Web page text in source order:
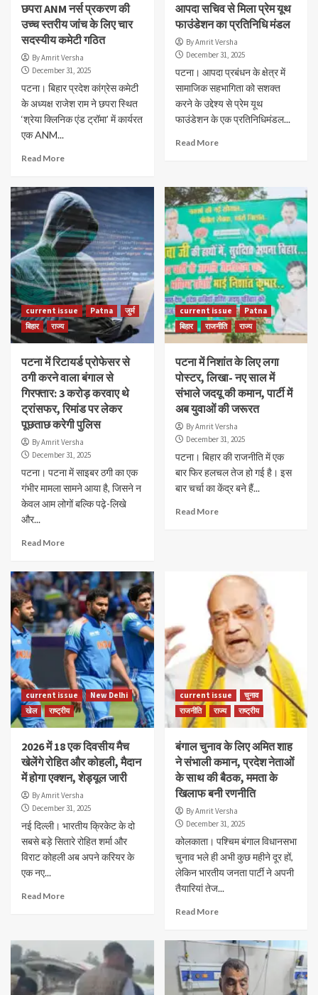
छपरा ANM नर्स प्रकरण की
उच्च स्तरीय जांच के लिए चार
सदस्यीय कमेटी गठित
By Amrit Versha
December 31, 2025
पटना। बिहार प्रदेश कांग्रेस कमेटी
के अध्यक्ष राजेश राम ने छपरा स्थित
‘श्रेया क्लिनिक एंड ट्रॉमा’ में कार्यरत
एक ANM...
Read More
आपदा सचिव से मिला प्रेम यूथ
फाउंडेशन का प्रतिनिधि मंडल
By Amrit Versha
December 31, 2025
पटना। आपदा प्रबंधन के क्षेत्र में
सामाजिक सहभागिता को सशक्त
करने के उद्देश्य से प्रेम यूथ
फाउंडेशन के एक प्रतिनिधिमंडल...
Read More
current issue Patna
जुर्म
बिहार
राज्य
पटना में रिटायर्ड प्रोफेसर से
ठगी करने वाला बंगाल से
गिरफ्तार: 3 करोड़ करवाए थे
ट्रांसफर, रिमांड पर लेकर
पूछताछ करेगी पुलिस
By Amrit Versha
December 31, 2025
पटना। पटना में साइबर ठगी का एक
गंभीर मामला सामने आया है, जिसने न
केवल आम लोगों बल्कि पढ़े-लिखे
और...
Read More
current issue
Patna
बिहार
राजनीति राज्य
पटना में निशांत के लिए लगा
पोस्टर, लिखा- नए साल में
संभाले जदयू की कमान, पार्टी में
अब युवाओं की जरूरत
By Amrit Versha
December 31, 2025
पटना। बिहार की राजनीति में एक
बार फिर हलचल तेज हो गई है। इस
बार चर्चा का केंद्र बने हैं...
Read More
current issue
New Delhi
खेल
राष्ट्रीय
2026 में 18 एक दिवसीय मैच
खेलेंगे रोहित और कोहली, मैदान
में होगा एक्शन, शेड्यूल जारी
By Amrit Versha
December 31, 2025
नई दिल्ली। भारतीय क्रिकेट के दो
सबसे बड़े सितारे रोहित शर्मा और
विराट कोहली अब अपने करियर के
एक नए...
Read More
current issue
चुनाव
राजनीति
राज्य राष्ट्रीय
बंगाल चुनाव के लिए अमित शाह
ने संभाली कमान, प्रदेश नेताओं
के साथ की बैठक, ममता के
खिलाफ बनी रणनीति
By Amrit Versha
December 31, 2025
कोलकाता। पश्चिम बंगाल विधानसभा
चुनाव भले ही अभी कुछ महीने दूर हों,
लेकिन भारतीय जनता पार्टी ने अपनी
तैयारियां तेज...
Read More